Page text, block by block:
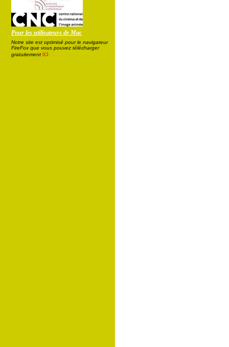
Pour les utilisateurs de Mac
Notre site est optimisé pour le navigateur
FireFox que vous pouvez télécharger
gratuitement ici